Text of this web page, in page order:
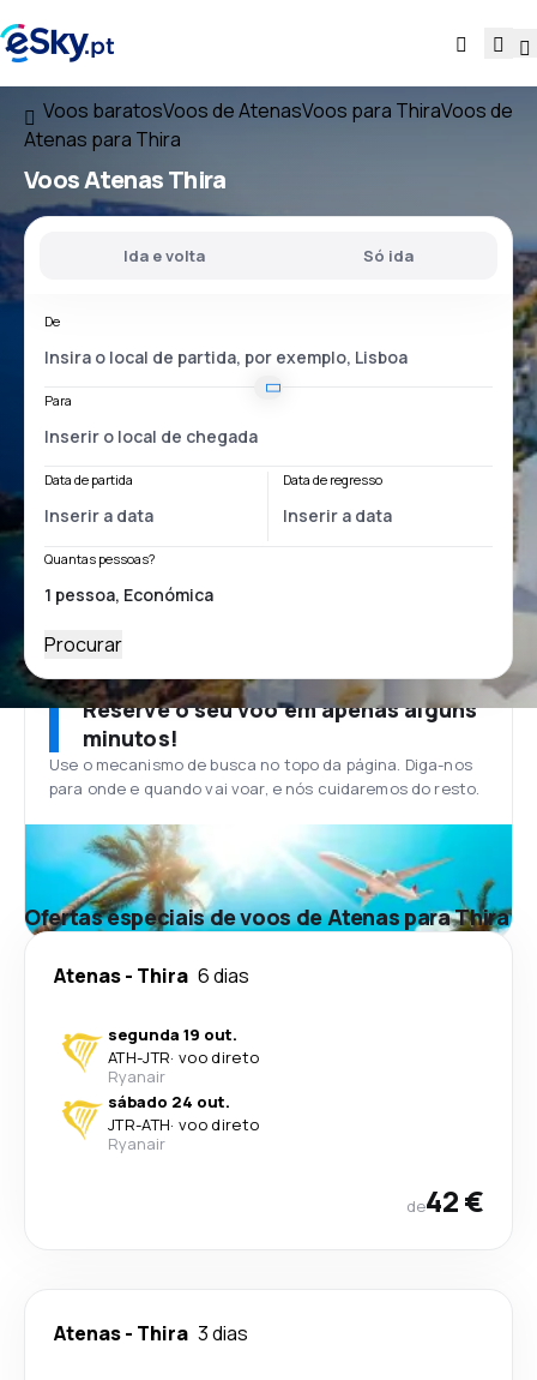
Voos baratosVoos de AtenasVoos para ThiraVoos de
Atenas para Thira
VoosAtenas Thira
Ida e volta Só ida
De
Para
Data de partida Data de regresso
Quantas pessoas?
Procurar
Reserve o seu voo em apenas alguns
minutos!
Use o mecanismo de busca no topo da página. Diga-nos
para onde e quando vai voar, e nós cuidaremos do resto.
Ofertas especiais de voos de Atenas para Thira
Atenas- Thira 6 dias
segunda 19 out.
ATH-JTR· voo direto
Ryanair
sábado 24 out.
JTR-ATH· voo direto
Ryanair
de42 €
Atenas- Thira 3 dias